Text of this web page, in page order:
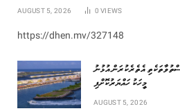
AUGUST 5, 2026 0VIEWS
https://dhen.mv/327148
އެތެރެކުރަން އުޅުނު
މީހަކު ހައްޔަރުކޮށްފި
AUGUST 5, 2026